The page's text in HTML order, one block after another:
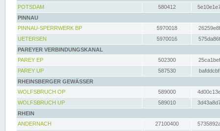
POTSDAM
580412
PINNAU
PINNAU-SPERRWERK BP
5970018
UETERSEN
5970016
PAREYER VERBINDUNGSKANAL
PAREY EP
502300
PAREY UP
587530
RHEINSBERGER GEWÄSSER
WOLFSBRUCH OP
589000
WOLFSBRUCH UP
589010
RHEIN
ANDERNACH
27100400